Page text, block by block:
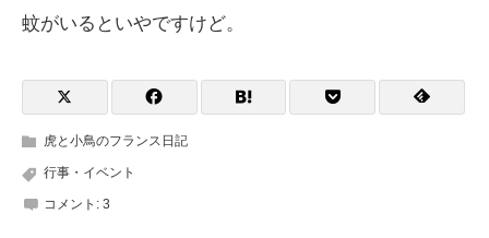
蚊がいるといやですけど。
虎と小鳥のフランス日記
行事・イベント
コメント: 3